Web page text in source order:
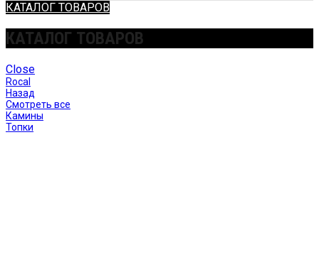
КАТАЛОГ ТОВАРОВ
КАТАЛОГ ТОВАРОВ
Close
Rocal
Назад
Смотреть все
Камины
Топки